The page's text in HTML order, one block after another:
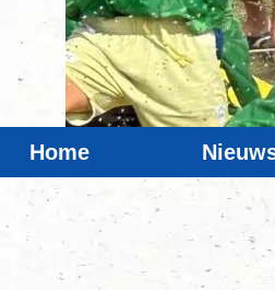
Home